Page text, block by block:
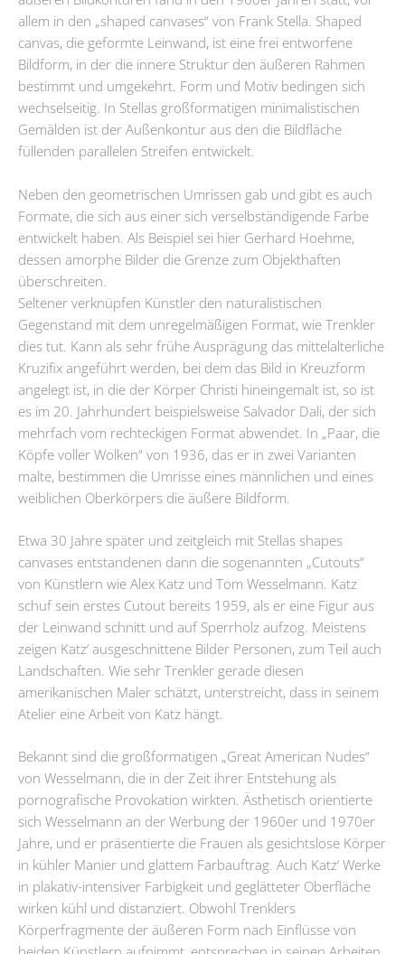
allem in den „shaped canvases“ von Frank Stella. Shaped
canvas, die geformte Leinwand, ist eine frei entworfene
Bildform, in der die innere Struktur den äußeren Rahmen
bestimmt und umgekehrt. Form und Motiv bedingen sich
wechselseitig. In Stellas großformatigen minimalistischen
Gemälden ist der Außenkontur aus den die Bildfläche
füllenden parallelen Streifen entwickelt.
Neben den geometrischen Umrissen gab und gibt es auch
Formate, die sich aus einer sich verselbständigende Farbe
entwickelt haben. Als Beispiel sei hier Gerhard Hoehme,
dessen amorphe Bilder die Grenze zum Objekthaften
überschreiten.
Seltener verknüpfen Künstler den naturalistischen
Gegenstand mit dem unregelmäßigen Format, wie Trenkler
dies tut. Kann als sehr frühe Ausprägung das mittelalterliche
Kruzifix angeführt werden, bei dem das Bild in Kreuzform
angelegt ist, in die der Körper Christi hineingemalt ist, so ist
es im 20. Jahrhundert beispielsweise Salvador Dali, der sich
mehrfach vom rechteckigen Format abwendet. In „Paar, die
Köpfe voller Wolken“ von 1936, das er in zwei Varianten
malte, bestimmen die Umrisse eines männlichen und eines
weiblichen Oberkörpers die äußere Bildform.
Etwa 30 Jahre später und zeitgleich mit Stellas shapes
canvases entstandenen dann die sogenannten „Cutouts“
von Künstlern wie Alex Katz und Tom Wesselmann. Katz
schuf sein erstes Cutout bereits 1959, als er eine Figur aus
der Leinwand schnitt und auf Sperrholz aufzog. Meistens
zeigen Katz‘ ausgeschnittene Bilder Personen, zum Teil auch
Landschaften. Wie sehr Trenkler gerade diesen
amerikanischen Maler schätzt, unterstreicht, dass in seinem
Atelier eine Arbeit von Katz hängt.
Bekannt sind die großformatigen „Great American Nudes“
von Wesselmann, die in der Zeit ihrer Entstehung als
pornografische Provokation wirkten. Ästhetisch orientierte
sich Wesselmann an der Werbung der 1960er und 1970er
Jahre, und er präsentierte die Frauen als gesichtslose Körper
in kühler Manier und glattem Farbauftrag. Auch Katz‘ Werke
in plakativ-intensiver Farbigkeit und geglätteter Oberfläche
wirken kühl und distanziert. Obwohl Trenklers
Körperfragmente der äußeren Form nach Einflüsse von